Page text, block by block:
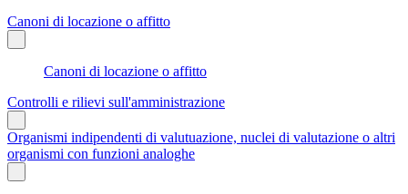
Canoni di locazione o affitto
Canoni di locazione o affitto
Controlli e rilievi sull'amministrazione
Organismi indipendenti di valutuazione, nuclei di valutazione o altri
organismi con funzioni analoghe